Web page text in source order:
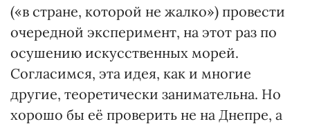
(«в стране, которой не жалко») провести
очередной эксперимент, на этот раз по
осушению искусственных морей.
Согласимся, эта идея, как и многие
другие, теоретически занимательна. Но
хорошо бы её проверить не на Днепре, а